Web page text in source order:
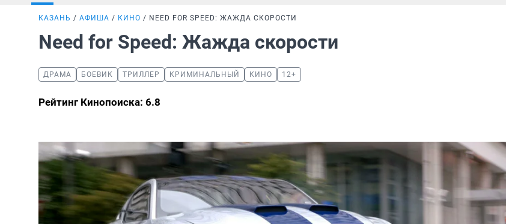
КАЗАНЬ АФИША КИНО NEED FOR SPEED: ЖАЖДА СКОРОСТИ
Need for Speed: Жажда скорости
ДРАМА БОЕВИК ТРИЛЛЕР КРИМИНАЛЬНЫЙ КИНО 12+
Рейтинг Кинопоиска: 6.8